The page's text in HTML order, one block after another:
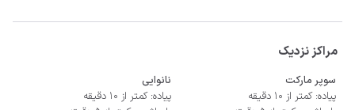
مراکز نزدیک
سوپر مارکت
پیاده: کمتر از 10 دقیقه
نانوایی
پیاده: کمتر از 10 دقیقه